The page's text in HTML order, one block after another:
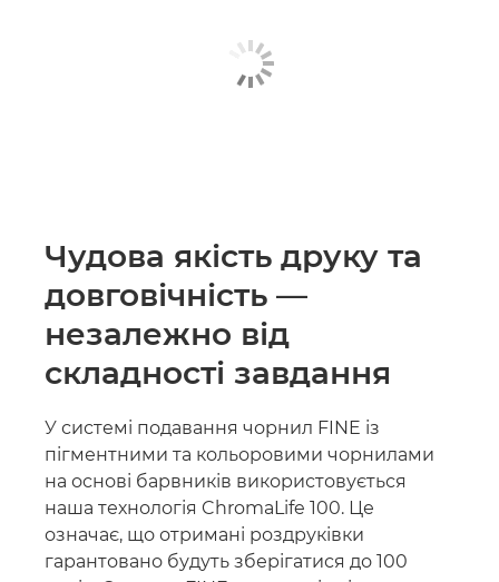
Чудова якість друку та
довговічність —
незалежно від
складності завдання
У системі подавання чорнил FINE із
пігментними та кольоровими чорнилами
на основі барвників використовується
наша технологія ChromaLife 100. Це
означає, що отримані роздруківки
гарантовано будуть зберігатися до 100